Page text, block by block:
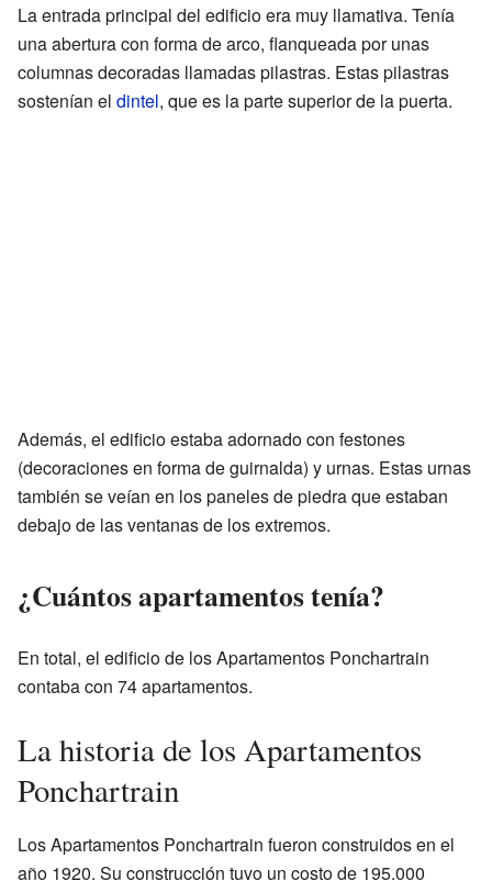
La entrada principal del edificio era muy llamativa. Tenía
una abertura con forma de arco, flanqueada por unas
columnas decoradas llamadas pilastras. Estas pilastras
sostenían el dintel, que es la parte superior de la puerta.
Además, el edificio estaba adornado con festones
(decoraciones en forma de guirnalda) y urnas. Estas urnas
también se veían en los paneles de piedra que estaban
debajo de las ventanas de los extremos.
¿Cuántos apartamentos tenía?
En total, el edificio de los Apartamentos Ponchartrain
contaba con 74 apartamentos.
La historia de los Apartamentos
Ponchartrain
Los Apartamentos Ponchartrain fueron construidos en el
año 1920. Su construcción tuvo un costo de 195.000